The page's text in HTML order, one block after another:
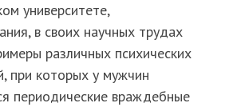
университете,
в своих научных трудах
различных психических
при которых у мужчин
периодические враждебные